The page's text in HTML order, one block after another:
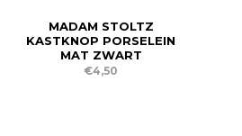
MADAM STOLTZ
KASTKNOP PORSELEIN
MAT ZWART
€4,50